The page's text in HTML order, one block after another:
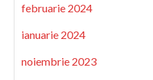
februarie 2024
ianuarie 2024
noiembrie 2023